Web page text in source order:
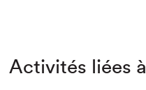
Activités liées